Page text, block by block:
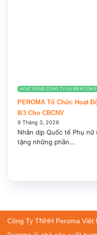
HOẠT ĐỘNG CÔNG TY SU KIEN
PEROMA Tổ Chức Hoạt
8/3 Cho CBCNV
9 Tháng 3, 2026
Nhân dịp Quốc tế Phụ nữ
tặng những phần...
Công Ty TNHH Peroma Việt